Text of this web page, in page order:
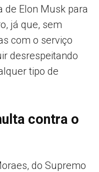
de Elon Musk para
já que, sem
com o serviço
desrespeitando
tipo de
contra o
do Supremo